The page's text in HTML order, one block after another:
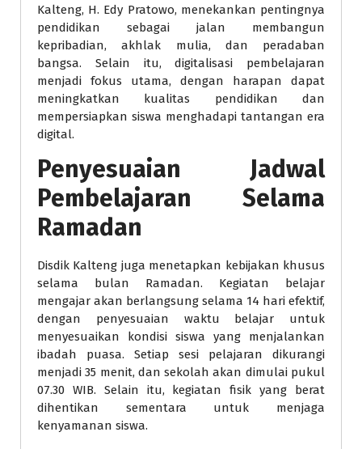
Kalteng, H. Edy Pratowo, menekankan pentingnya
pendidikan sebagai jalan membangun
kepribadian, akhlak mulia, dan peradaban
bangsa. Selain itu, digitalisasi pembelajaran
menjadi fokus utama, dengan harapan dapat
meningkatkan kualitas pendidikan dan
mempersiapkan siswa menghadapi tantangan era
digital.
Penyesuaian Jadwal
Pembelajaran Selama
Ramadan
Disdik Kalteng juga menetapkan kebijakan khusus
selama bulan Ramadan. Kegiatan belajar
mengajar akan berlangsung selama 14 hari efektif,
dengan penyesuaian waktu belajar untuk
menyesuaikan kondisi siswa yang menjalankan
ibadah puasa. Setiap sesi pelajaran dikurangi
menjadi 35 menit, dan sekolah akan dimulai pukul
07.30 WIB. Selain itu, kegiatan fisik yang berat
dihentikan sementara untuk menjaga
kenyamanan siswa.